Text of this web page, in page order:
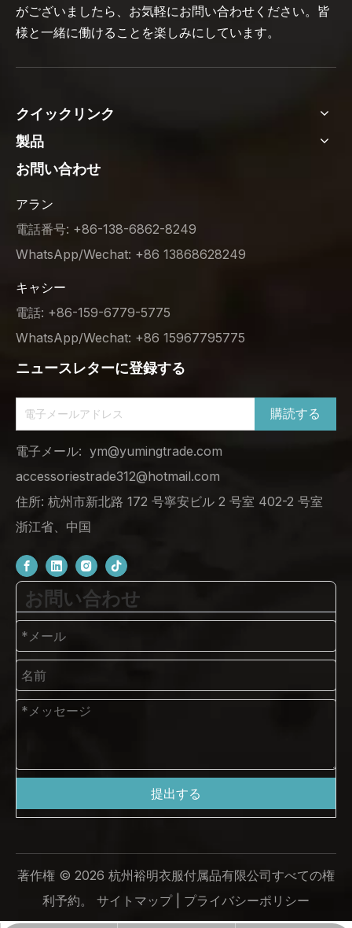
がございましたら、お気軽にお問い合わせください。皆
様と一緒に働けることを楽しみにしています。
クイックリンク
製品
お問い合わせ
アラン
電話番号: +86-138-6862-8249
WhatsApp/Wechat: +86 13868628249
キャシー
電話: +86-159-6779-5775
WhatsApp/Wechat: +86 15967795775
ニュースレターに登録する
購読する
電子メール: ym@yumingtrade.com
accessoriestrade312@hotmail.com
住所: 杭州市新北路 172 号寧安ビル 2 号室 402-2 号室
浙江省、中国
お問い合わせ
提出する
著作権 © 2026 杭州裕明衣服付属品有限公司すべての権
利予約。 サイトマップ| プライバシーポリシー